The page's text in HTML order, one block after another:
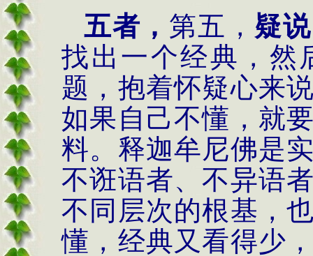
五者， 第五， 疑说
找出一个经典，然
题，抱着怀疑心来
如果自己不懂，就
料。释迦牟尼佛是
不诳语者、不异语
不同层次的根基，
懂，经典又看得少